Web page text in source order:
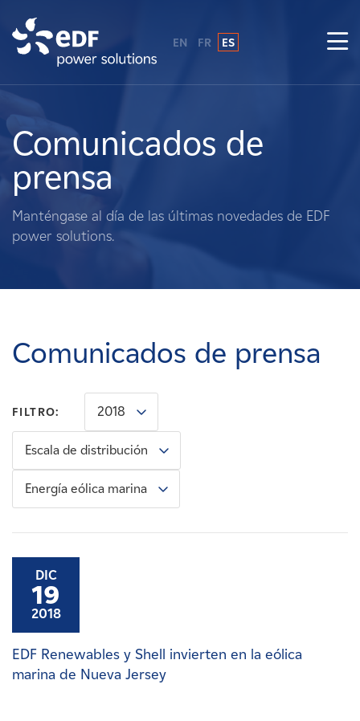
Sobre nosotros
Qué hacemos
Terratenientes
Carreras
Noticias
Contacte con
Afiliados
EN FR ES
Comunicados de
prensa
Manténgase al día de las últimas novedades de EDF
power solutions.
Comunicados de prensa
FILTRO: 2018
Escala de distribución
Energía eólica marina
DIC
19
2018
EDF Renewables y Shell invierten en la eólica
marina de Nueva Jersey